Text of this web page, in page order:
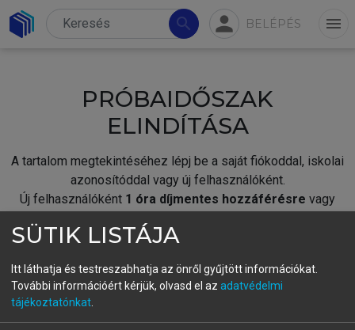
search person BELÉPÉS menu
PRÓBAIDŐSZAK
ELINDÍTÁSA
A tartalom megtekintéséhez lépj be a saját fiókoddal, iskolai
azonosítóddal vagy új felhasználóként.
Új felhasználóként 1 óra díjmentes hozzáférésre vagy
fiókoddal,vagy hozz létre új fiókot.
A regisztráció után apróbaidőszakautomatikusan
SÜTIK LISTÁJA
Itt láthatja és testreszabhatja az önről gyűjtött információkat.
További információért kérjük, olvasd el az adatvédelmi
tájékoztatónkat